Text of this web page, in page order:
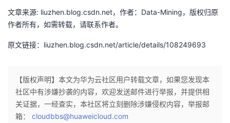
文章来源: liuzhen.blog.csdn.net，作者：Data-Mining，版权归原
作者所有，如需转载，请联系作者。
原文链接：liuzhen.blog.csdn.net/article/details/108249693
【版权声明】本文为华为云社区用户转载文章，如果您发现本
社区中有涉嫌抄袭的内容，欢迎发送邮件进行举报，并提供相
关证据，一经查实，本社区将立刻删除涉嫌侵权内容，举报邮
箱： cloudbbs@huaweicloud.com